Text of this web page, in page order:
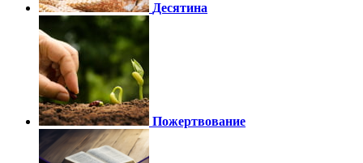
Десятина
Пожертвование